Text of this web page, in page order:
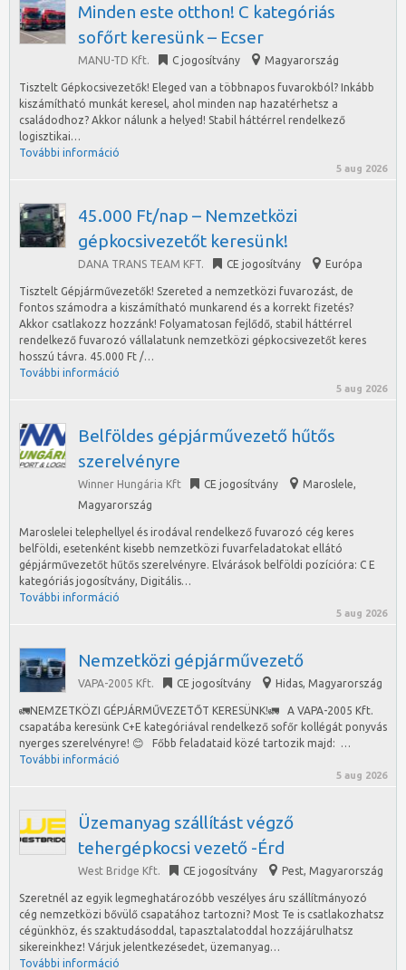
Minden este otthon! C kategóriás
sofőrt keresünk – Ecser
MANU-TD Kft. C jogosítvány Magyarország
Tisztelt Gépkocsivezetők! Eleged van a többnapos fuvarokból? Inkább
kiszámítható munkát keresel, ahol minden nap hazatérhetsz a
családodhoz? Akkor nálunk a helyed! Stabil háttérrel rendelkező
logisztikai…
További információ
5 aug 2026
45.000 Ft/nap – Nemzetközi
gépkocsivezetőt keresünk!
DANA TRANS TEAM KFT. CE jogosítvány Európa
Tisztelt Gépjárművezetők! Szereted a nemzetközi fuvarozást, de
fontos számodra a kiszámítható munkarend és a korrekt fizetés?
Akkor csatlakozz hozzánk! Folyamatosan fejlődő, stabil háttérrel
rendelkező fuvarozó vállalatunk nemzetközi gépkocsivezetőt keres
hosszú távra. 45.000 Ft /…
További információ
5 aug 2026
Belföldes gépjárművezető hűtős
szerelvényre
Winner Hungária Kft CE jogosítvány Maroslele,
Magyarország
Maroslelei telephellyel és irodával rendelkező fuvarozó cég keres
belföldi, esetenként kisebb nemzetközi fuvarfeladatokat ellátó
gépjárművezetőt hűtős szerelvényre. Elvárások belföldi pozícióra: C E
kategóriás jogosítvány, Digitális…
További információ
5 aug 2026
Nemzetközi gépjárművezető
VAPA-2005 Kft. CE jogosítvány Hidas, Magyarország
🚛NEMZETKÖZI GÉPJÁRMŰVEZETŐT KERESÜNK!🚛 A VAPA-2005 Kft.
csapatába keresünk C+E kategóriával rendelkező sofőr kollégát ponyvás
nyerges szerelvényre! 😊 Főbb feladataid közé tartozik majd: …
További információ
5 aug 2026
Üzemanyag szállítást végző
tehergépkocsi vezető -Érd
West Bridge Kft. CE jogosítvány Pest, Magyarország
Szeretnél az egyik legmeghatározóbb veszélyes áru szállítmányozó
cég nemzetközi bővülő csapatához tartozni? Most Te is csatlakozhatsz
cégünkhöz, és szaktudásoddal, tapasztalatoddal hozzájárulhatsz
sikereinkhez! Várjuk jelentkezésedet, üzemanyag…
További információ